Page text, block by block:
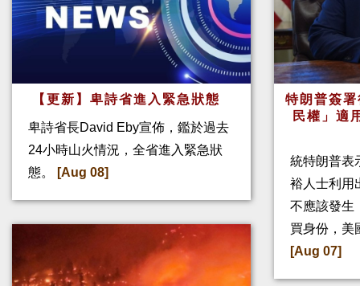
【更新】卑詩省進入緊急狀態
卑詩省長David Eby宣佈，鑑於過去
24小時山火情況，全省進入緊急狀
態。
[Aug 08]
特朗普簽
民權」適
統特朗普表
裕人士利用
不應該發生
買身份，美
[Aug 07]